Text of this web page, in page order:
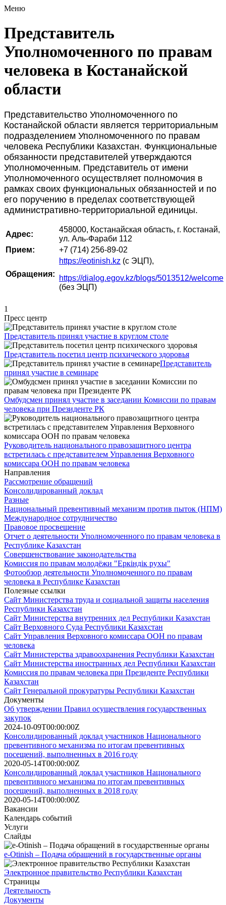
Меню
Представитель
Уполномоченного по правам
человека в Костанайской
области
Представительство Уполномоченного по
Костанайской области является территориальным
подразделением Уполномоченного по правам
человека Республики Казахстан. Функциональные
обязанности представителей утверждаются
Уполномоченным. Представитель от имени
Уполномоченного осуществляет полномочия в
рамках своих функциональных обязанностей и по
его поручению в пределах соответствующей
административно-территориальной единицы.
Адрес:
458000, Костанайская область, г. Костанай,
ул. Аль-Фараби 112
Прием:
+7 (714) 256-89-02
Обращения:
https://eotinish.kz (с ЭЦП),
https://dialog.egov.kz/blogs/5013512/welcome
(без ЭЦП)
1
Пресс центр
Представитель принял участие в круглом столе
Представитель посетил центр психического здоровья
Представитель
принял участие в семинаре
Омбудсмен принял участие в заседании Комиссии по правам
человека при Президенте РК
Руководитель национального правозащитного центра
встретилась с представителем Управления Верховного
комиссара ООН по правам человека
Направления
Рассмотрение обращений
Консолидированный доклад
Разные
Национальный превентивный механизм против пыток (НПМ)
Международное сотрудничество
Правовое просвещение
Отчет о деятельности Уполномоченного по правам человека в
Республике Казахстан
Совершенствование законодательства
Комиссия по правам молодёжи "Еркіндік рухы"
Фотообзор деятельности Уполномоченного по правам
человека в Республике Казахстан
Полезные ссылки
Сайт Министерства труда и социальной защиты населения
Республики Казахстан
Сайт Министерства внутренних дел Республики Казахстан
Сайт Верховного Суда Республики Казахстан
Сайт Управления Верховного комиссара ООН по правам
человека
Сайт Министерства здравоохранения Республики Казахстан
Сайт Министерства иностранных дел Республики Казахстан
Комиссия по правам человека при Президенте Республики
Казахстан
Сайт Генеральной прокуратуры Республики Казахстан
Документы
Об утверждении Правил осуществления государственных
закупок
2024-10-09T00:00:00Z
Консолидированный доклад участников Национального
превентивного механизма по итогам превентивных
посещений, выполненных в 2016 году
2020-05-14T00:00:00Z
Консолидированный доклад участников Национального
превентивного механизма по итогам превентивных
посещений, выполненных в 2018 году
2020-05-14T00:00:00Z
Вакансии
Календарь событий
Услуги
Слайды
e-Otinish – Подача обращений в государственные органы
Электронное правительство Республики Казахстан
Страницы
Деятельность
Документы